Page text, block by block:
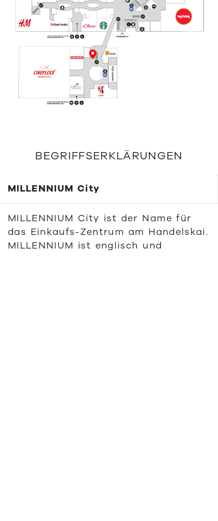
BEGRIFFSERKLÄRUNGEN
MILLENNIUM City
MILLENNIUM City ist der Name für
das Einkaufs-Zentrum am Handelskai.
MILLENNIUM ist englisch und